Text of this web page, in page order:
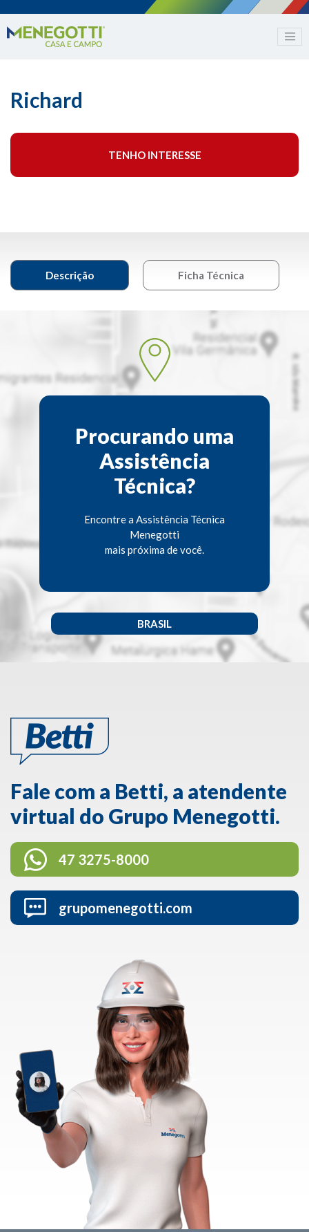
Richard
TENHO INTERESSE
Descrição Ficha Técnica
Procurando uma
Assistência
Técnica?
Encontre a Assistência Técnica
Menegotti
mais próxima de você.
BRASIL
Fale com a Betti, a atendente
virtual do Grupo Menegotti.
47 3275-8000
grupomenegotti.com